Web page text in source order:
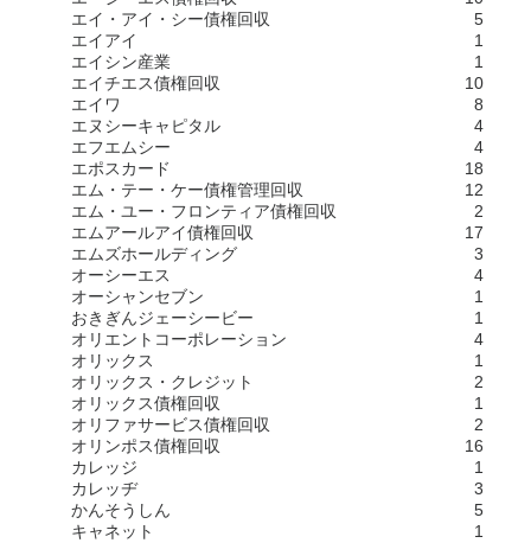
エイ・アイ・シー債権回収
5
エイアイ
1
エイシン産業
1
エイチエス債権回収
10
エイワ
8
エヌシーキャピタル
4
エフエムシー
4
エポスカード
18
エム・テー・ケー債権管理回収
12
エム・ユー・フロンティア債権回収
2
エムアールアイ債権回収
17
エムズホールディング
3
オーシーエス
4
オーシャンセブン
1
おきぎんジェーシービー
1
オリエントコーポレーション
4
オリックス
1
オリックス・クレジット
2
オリックス債権回収
1
オリファサービス債権回収
2
オリンポス債権回収
16
カレッジ
1
カレッヂ
3
かんそうしん
5
キャネット
1